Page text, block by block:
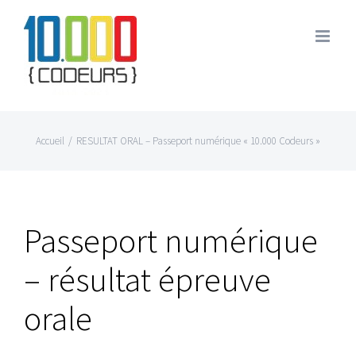
Passer
contenu
Accueil / RESULTAT ORAL – Passeport numérique « 10.000 Codeurs »
Passeport numérique
– résultat épreuve
orale